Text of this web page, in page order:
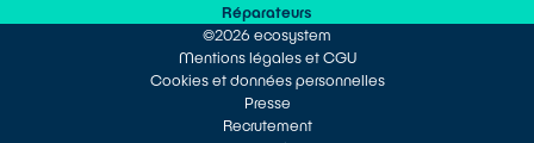
Réparateurs
©2026 ecosystem
Mentions légales et CGU
Cookies et données personnelles
Presse
Recrutement